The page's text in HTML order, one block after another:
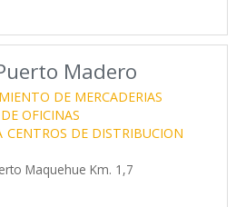
Madero
DE MERCADERIAS
OFICINAS
CENTROS DE DISTRIBUCION
Maquehue Km. 1,7